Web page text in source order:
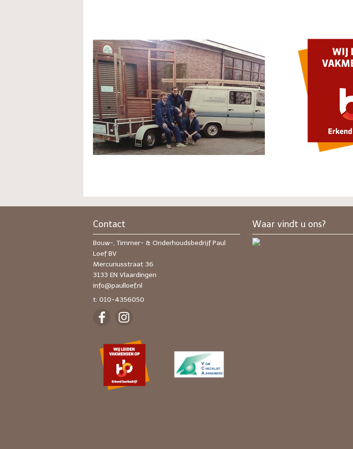
Contact
Bouw-, Timmer- & Onderhoudsbedrijf Paul
Loef BV
Mercuriusstraat 36
3133 EN Vlaardingen
info@paulloef.nl
t: 010-4356050
Waar vindt u ons?